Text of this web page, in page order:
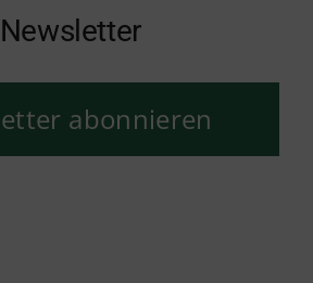
abonnieren